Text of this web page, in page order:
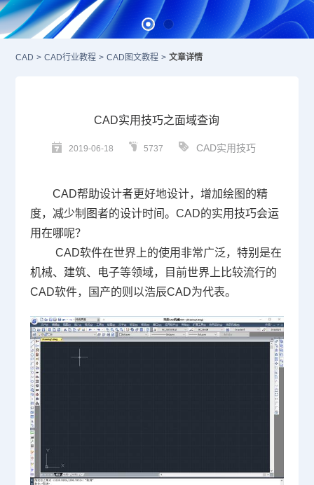
CAD > CAD行业教程 > CAD图文教程 > 文章详情
CAD实用技巧之面域查询
2019-06-18 5737 CAD实用技巧
CAD帮助设计者更好地设计，增加绘图的精
度，减少制图者的设计时间。 CAD的实用技巧会运
用在哪呢？
CAD软件在世界上的使用非常广泛，特别是在
机械、建筑、电子等领域，目前世界上比较流行的
CAD软件，国产的则以浩辰CAD为代表。